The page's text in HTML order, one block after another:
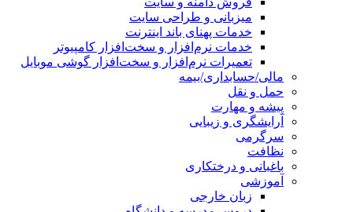
میزبانی و طراحی سایت
خدمات پهنای باند اینترنت
خدمات نرم‌افزار و سخت‌افزار کامپیوتر
تعمیرات نرم‌افزار و سخت‌افزار گوشی موبایل
مالی/حسابداری/بیمه
حمل و نقل
پیشه و مهارت
آرایشگری و زیبایی
سرگرمی
نظافت
باغبانی و درختکاری
آموزشی
زبان خارجی